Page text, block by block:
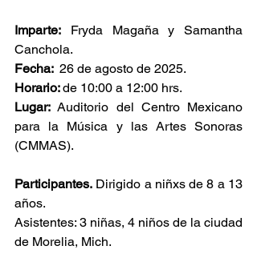
Imparte: Fryda Magaña y Samantha
Canchola.
Fecha: 26 de agosto de 2025.
Horario: de 10:00 a 12:00 hrs.
Lugar: Auditorio del Centro Mexicano
para la Música y las Artes Sonoras
(CMMAS).
Participantes. Dirigido a niñxs de 8 a 13
años.
Asistentes: 3 niñas, 4 niños de la ciudad
de Morelia, Mich.